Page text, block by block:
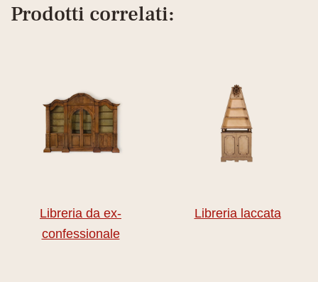
Prodotti correlati:
Libreria da ex-
confessionale
Libreria laccata